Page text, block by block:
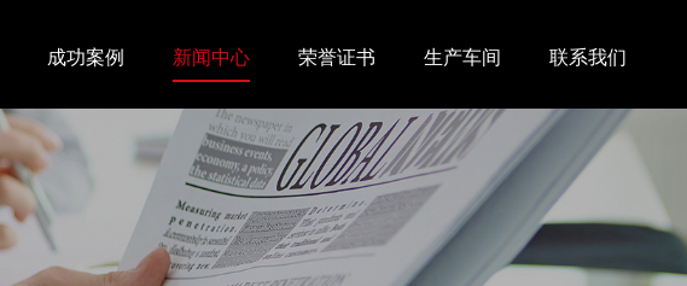
成功案例 新闻中心 荣誉证书 生产车间 联系我们